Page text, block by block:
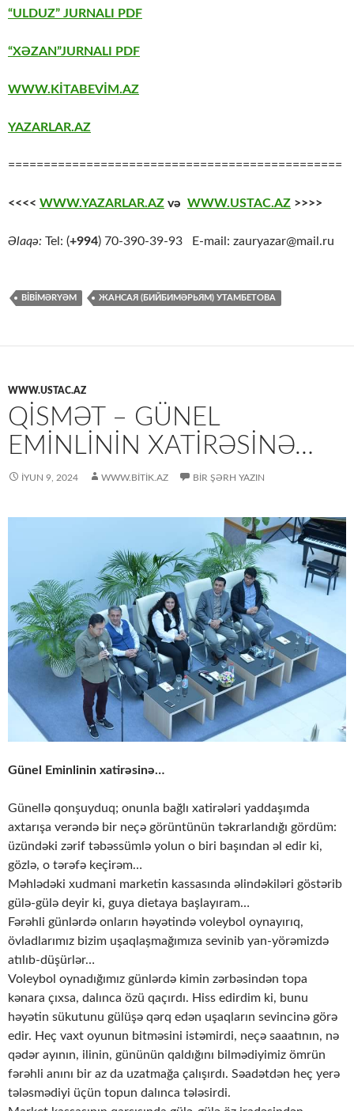
“ULDUZ” JURNALI PDF
“XƏZAN”JURNALI PDF
WWW.KİTABEVİM.AZ
YAZARLAR.AZ
===============================================
<<<< WWW.YAZARLAR.AZ və WWW.USTAC.AZ >>>>
Əlaqə: Tel: (+994) 70-390-39-93 E-mail: zauryazar@mail.ru
BİBİMƏRYƏM ЖАНСАЯ (БИЙБИМӘРЬЯМ) УТАМБЕТОВА
WWW.USTAC.AZ
QISMƏT – GÜNEL
EMINLININ XATIRƏSINƏ…
İYUN 9, 2024 WWW.BITIK.AZ BIR ŞƏRH YAZIN
Günel Eminlinin xatirəsinə…
Günellə qonşuyduq; onunla bağlı xatirələri yaddaşımda
axtarışa verəndə bir neçə görüntünün təkrarlandığı gördüm:
üzündəki zərif təbəssümlə yolun o biri başından əl edir ki,
gözlə, o tərəfə keçirəm…
Məhlədəki xudmani marketin kassasında əlindəkiləri göstərib
gülə-gülə deyir ki, guya dietaya başlayıram…
Fərəhli günlərdə onların həyətində voleybol oynayırıq,
övladlarımız bizim uşaqlaşmağımıza sevinib yan-yörəmizdə
atılıb-düşürlər…
Voleybol oynadığımız günlərdə kimin zərbəsindən topa
kənara çıxsa, dalınca özü qaçırdı. Hiss edirdim ki, bunu
həyətin sükutunu gülüşə qərq edən uşaqların sevincinə görə
edir. Heç vaxt oyunun bitməsini istəmirdi, neçə saaatının, nə
qədər ayının, ilinin, gününün qaldığını bilmədiyimiz ömrün
fərəhli anını bir az da uzatmağa çalışırdı. Səadətdən heç yerə
tələsmədiyi üçün topun dalınca tələsirdi.